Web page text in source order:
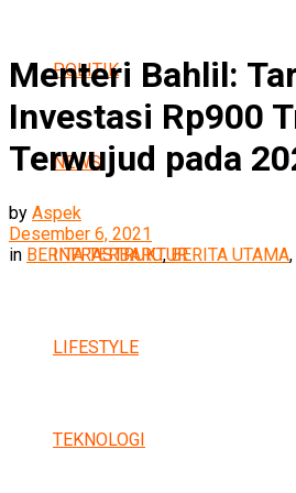
POLITIK
NEWS
INFRASTRUKTUR
LIFESTYLE
TEKNOLOGI
Menteri Bahlil:
Investasi Rp900
Terwujud pada
by Aspek
Desember 6, 2021
in BERITA TERBARU,BERITA UTAMA,